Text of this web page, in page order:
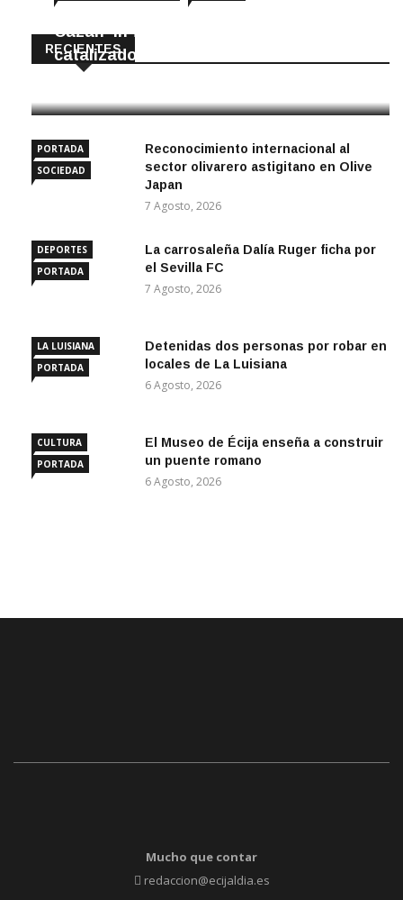
RECIENTES
Cazan ‘in fraganti’ a ladrones de
catalizadores
PORTADA
SOCIEDAD
Reconocimiento internacional al
sector olivarero astigitano en Olive
Japan
7 Agosto, 2026
DEPORTES
PORTADA
La carrosaleña Dalía Ruger ficha por
el Sevilla FC
7 Agosto, 2026
LA LUISIANA
PORTADA
Detenidas dos personas por robar en
locales de La Luisiana
6 Agosto, 2026
CULTURA
PORTADA
El Museo de Écija enseña a construir
un puente romano
6 Agosto, 2026
Mucho que contar
redaccion@ecijaldia.es